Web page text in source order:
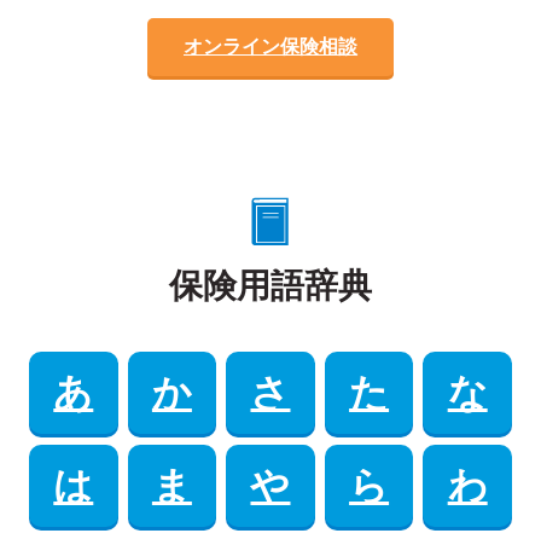
オンライン保険相談
保険用語辞典
あ か さ た な
は ま や ら わ